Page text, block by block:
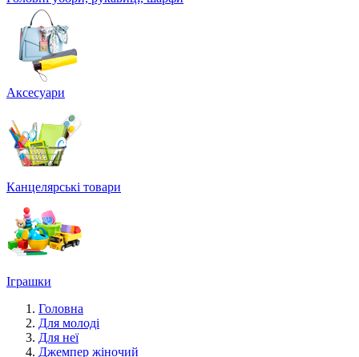
Аксесуари
Канцелярські товари
Іграшки
Головна
Для молоді
Для неї
Джемпер жіночий